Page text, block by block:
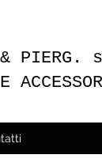
&